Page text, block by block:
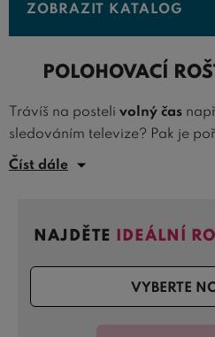
ZOBRAZIT KATALOG
POLOHOVACÍ
Trávíš na posteli volný čas
sledováním televize? Pak je
téměř nezbytností. Polohovací
Nastavení polohyv určité
maximální polohy, sepne se
výrozí roviny.
Bezvapostele.cz jsou
Číst dále
NAJDĚTE IDEÁLNÍ
VYBERTE